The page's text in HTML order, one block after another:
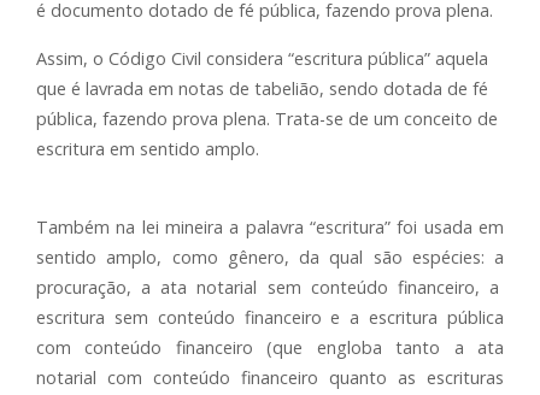
é documento dotado de fé pública, fazendo prova plena.
Assim, o Código Civil considera “escritura pública” aquela
que é lavrada em notas de tabelião, sendo dotada de fé
pública, fazendo prova plena. Trata-se de um conceito de
escritura em sentido amplo.
Também na lei mineira a palavra “escritura” foi usada em
sentido amplo, como gênero, da qual são espécies: a
procuração, a ata notarial sem conteúdo financeiro, a
escritura sem conteúdo financeiro e a escritura pública
com conteúdo financeiro (que engloba tanto a ata
notarial com conteúdo financeiro quanto as escrituras